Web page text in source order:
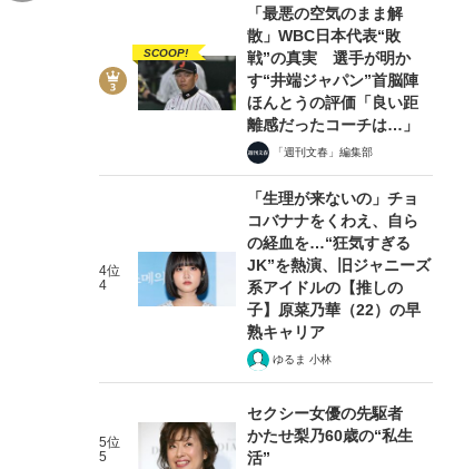
2/10
SCOOP!
「最悪の空気のまま解
散」WBC日本代表“敗
戦”の真実 選手が明か
す“井端ジャパン”首脳陣
ほんとうの評価「良い距
離感だったコーチは…」
「週刊文春」編集部
4位
4
「生理が来ないの」チョ
コバナナをくわえ、自ら
の経血を…“狂気すぎる
JK”を熱演、旧ジャニーズ
系アイドルの【推しの
子】原菜乃華（22）の早
熟キャリア
ゆるま 小林
5位
5
セクシー女優の先駆者
かたせ梨乃60歳の“私生
活”